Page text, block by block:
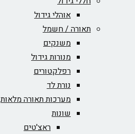
אוהלי גידול
תאורה / חשמל
משנקים
מנורות גידול
רפלקטורים
נורת לד
מערכות תאורה מלאות
שונות
ראצ'טים